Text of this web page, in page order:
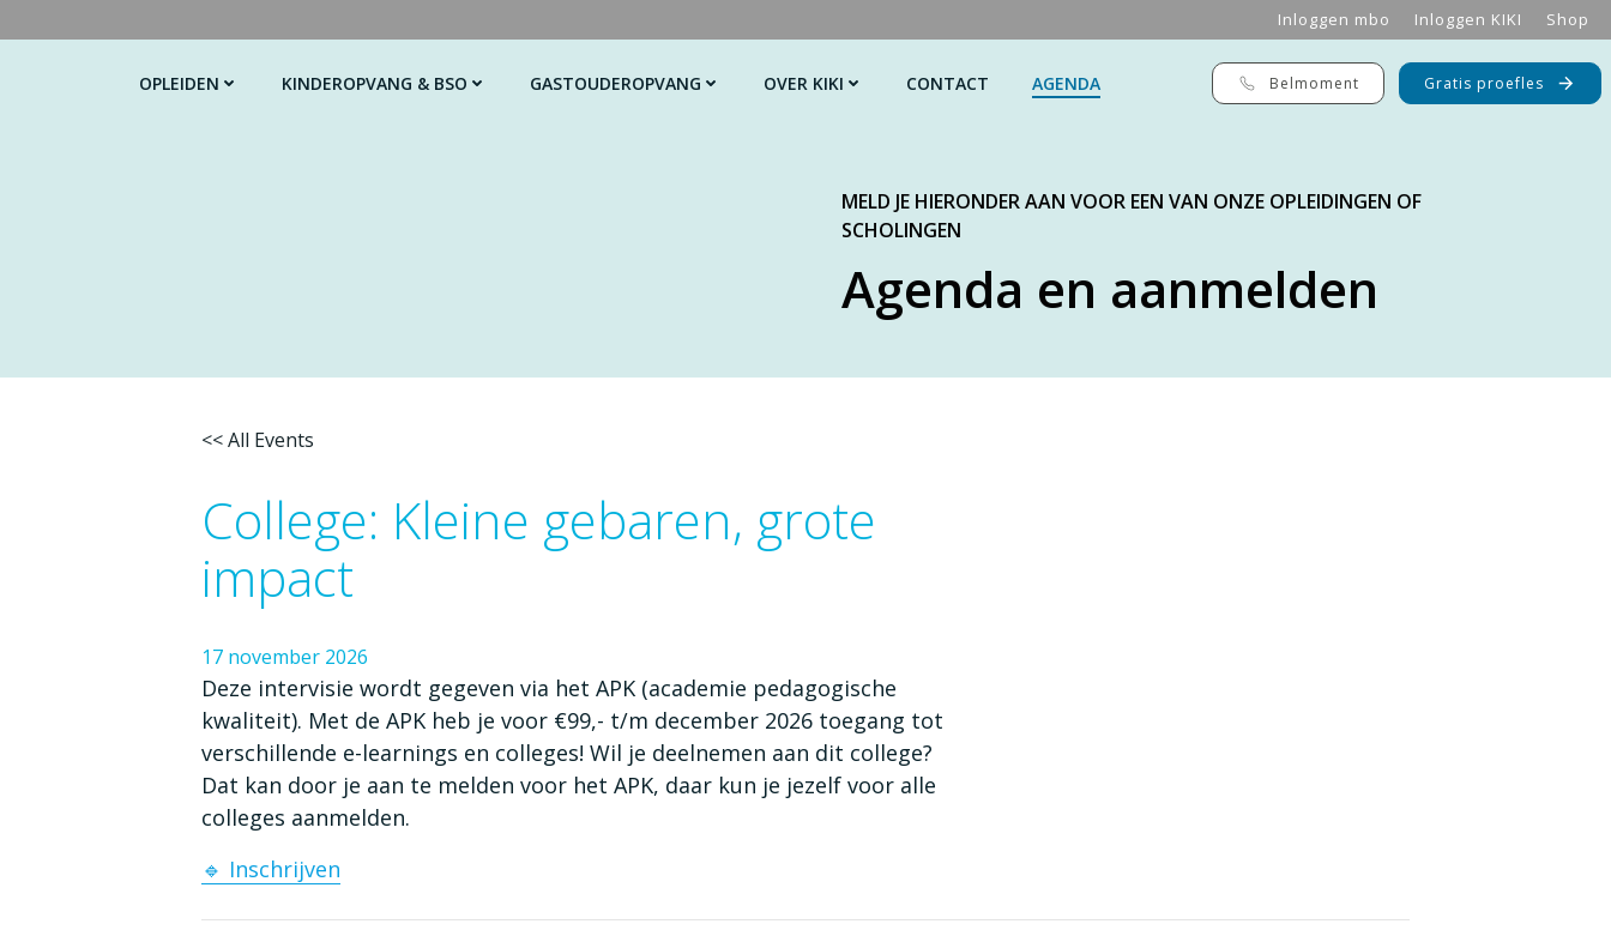
naar
Inloggen mbo Inloggen KIKI Shop
OPLEIDEN KINDEROPVANG & BSO GASTOUDEROPVANG OVER KIKI CONTACT AGENDA Belmoment Gratis proefles
MELD JE HIERONDER AAN VOOR EEN VAN ONZE OPLEIDINGEN OF
SCHOLINGEN
Agenda en aanmelden
<< All Events
College: Kleine gebaren, grote
impact
17 november 2026
Deze intervisie wordt gegeven via het APK (academie pedagogische
kwaliteit). Met de APK heb je voor €99,- t/m december 2026 toegang tot
verschillende e-learnings en colleges! Wil je deelnemen aan dit college?
Dat kan door je aan te melden voor het APK, daar kun je jezelf voor alle
colleges aanmelden.
🔹 Inschrijven